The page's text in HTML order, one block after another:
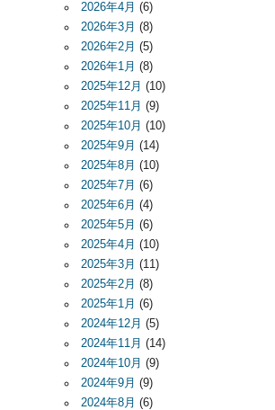
2026年4月 (6)
2026年3月 (8)
2026年2月 (5)
2026年1月 (8)
2025年12月 (10)
2025年11月 (9)
2025年10月 (10)
2025年9月 (14)
2025年8月 (10)
2025年7月 (6)
2025年6月 (4)
2025年5月 (6)
2025年4月 (10)
2025年3月 (11)
2025年2月 (8)
2025年1月 (6)
2024年12月 (5)
2024年11月 (14)
2024年10月 (9)
2024年9月 (9)
2024年8月 (6)